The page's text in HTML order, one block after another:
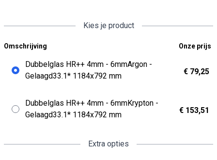
Kies je product
Omschrijving Onze prijs
Dubbelglas HR++ 4mm - 6mmArgon -
Gelaagd33.1* 1184x792 mm
€ 79,25
Dubbelglas HR++ 4mm - 6mmKrypton -
Gelaagd33.1* 1184x792 mm
€ 153,51
Extra opties